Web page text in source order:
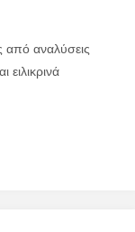
από αναλύσεις
ειλικρινά